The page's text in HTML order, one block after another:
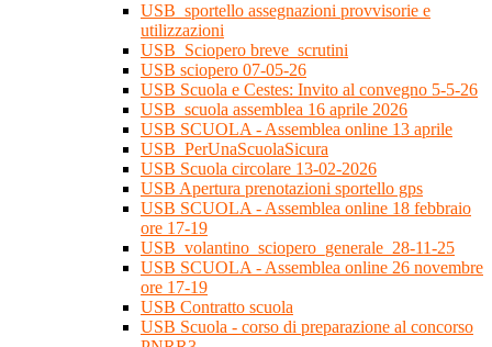
USB_sportello assegnazioni provvisorie e
utilizzazioni
USB_Sciopero breve_scrutini
USB sciopero 07-05-26
USB Scuola e Cestes: Invito al convegno 5-5-26
USB_scuola assemblea 16 aprile 2026
USB SCUOLA - Assemblea online 13 aprile
USB_PerUnaScuolaSicura
USB Scuola circolare 13-02-2026
USB Apertura prenotazioni sportello gps
USB SCUOLA - Assemblea online 18 febbraio
ore 17-19
USB_volantino_sciopero_generale_28-11-25
USB SCUOLA - Assemblea online 26 novembre
ore 17-19
USB Contratto scuola
USB Scuola - corso di preparazione al concorso